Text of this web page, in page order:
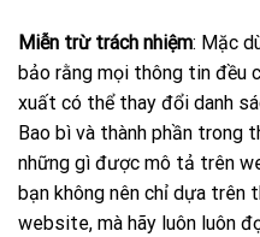
Miễn trừ trách nhiệm: Mặc
bảo rằng mọi thông tin đều
xuất có thể thay đổi danh
Bao bì và thành phần trong
những gì được mô tả trên
bạn không nên chỉ dựa
website, mà hãy luôn luôn